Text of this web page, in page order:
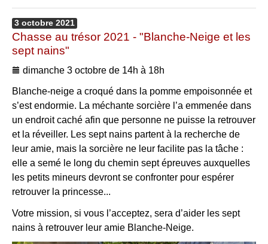
3 octobre 2021
Chasse au trésor 2021 - "Blanche-Neige et les
sept nains"
dimanche 3 octobre de 14h à 18h
Blanche-neige a croqué dans la pomme empoisonnée et
s’est endormie. La méchante sorcière l’a emmenée dans
un endroit caché afin que personne ne puisse la retrouver
et la réveiller. Les sept nains partent à la recherche de
leur amie, mais la sorcière ne leur facilite pas la tâche :
elle a semé le long du chemin sept épreuves auxquelles
les petits mineurs devront se confronter pour espérer
retrouver la princesse...
Votre mission, si vous l’acceptez, sera d’aider les sept
nains à retrouver leur amie Blanche-Neige.